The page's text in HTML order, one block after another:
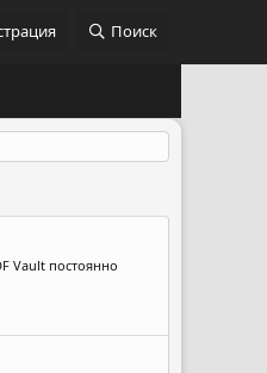
Поиск
Vault постоянно